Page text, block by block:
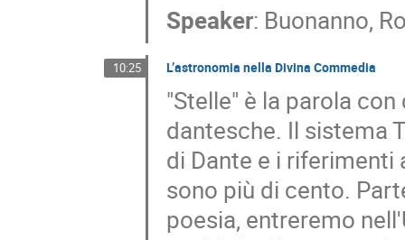
Speaker: Buonanno,
10:25 L’astronomia nella Divina Commedia
"Stelle" è la parola
dantesche. Il sistema
di Dante e i
sono più di cento.
poesia, entreremo